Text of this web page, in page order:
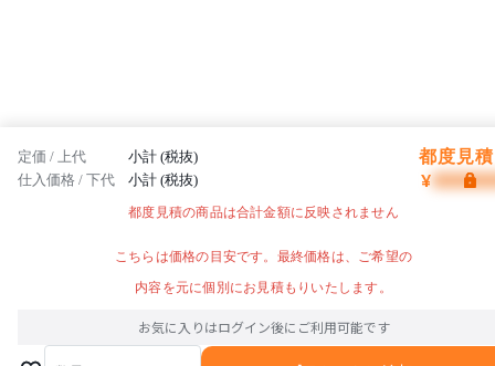
定価 / 上代 小計 (税抜) 都度見
仕入価格 / 下代 小計 (税抜) ¥
都度見積の商品は合計金額に反映されません
こちらは価格の目安です。最終価格は、ご希望の
内容を元に個別にお見積もりいたします。
お気に入りはログイン後にご利用可能です